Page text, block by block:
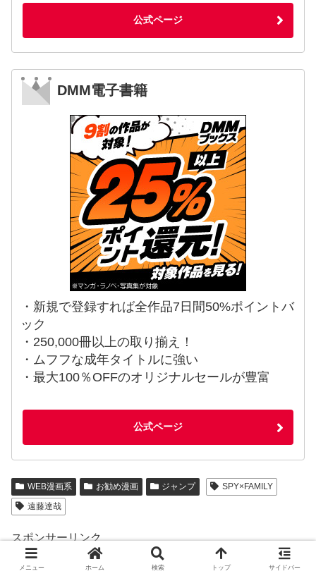
公式ページ
DMM電子書籍
・新規で登録すれば全作品7日間50%ポイントバ
ック
・250,000冊以上の取り揃え！
・ムフフな成年タイトルに強い
・最大100％OFFのオリジナルセールが豊富
公式ページ
WEB漫画系 お勧め漫画 ジャンプ
SPY×FAMILY
遠藤達哉
スポンサーリンク
スポンサードリンク
メニュー ホーム 検索 トップ サイドバー